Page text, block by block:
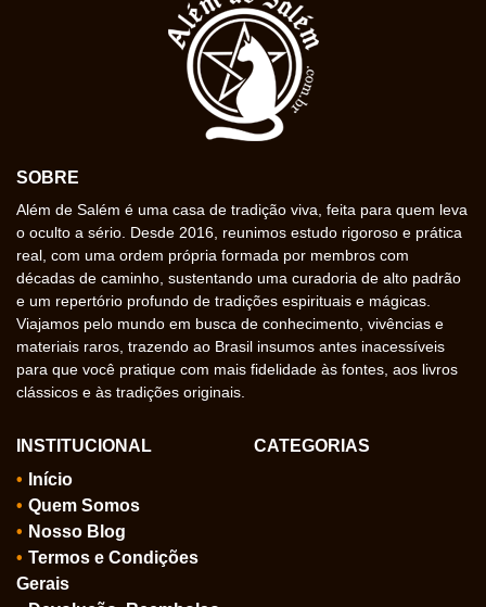
SOBRE
Além de Salém é uma casa de tradição viva, feita para quem leva
o oculto a sério. Desde 2016, reunimos estudo rigoroso e prática
real, com uma ordem própria formada por membros com
décadas de caminho, sustentando uma curadoria de alto padrão
e um repertório profundo de tradições espirituais e mágicas.
Viajamos pelo mundo em busca de conhecimento, vivências e
materiais raros, trazendo ao Brasil insumos antes inacessíveis
para que você pratique com mais fidelidade às fontes, aos livros
clássicos e às tradições originais.
INSTITUCIONAL
Início
Quem Somos
Nosso Blog
Termos e Condições
Gerais
CATEGORIAS